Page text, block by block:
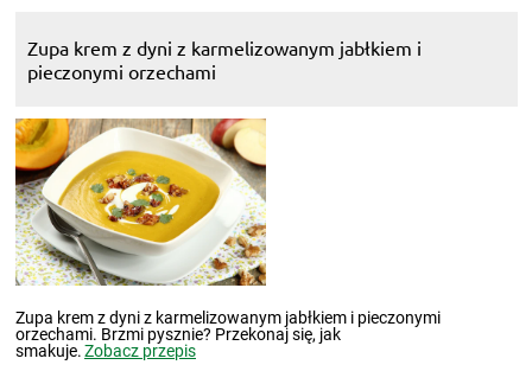
Zupa krem z dyni z karmelizowanym jabłkiem i
pieczonymi orzechami
Zupa krem z dyni z karmelizowanym jabłkiem i pieczonymi
orzechami. Brzmi pysznie? Przekonaj się, jak
smakuje.Zobacz przepis